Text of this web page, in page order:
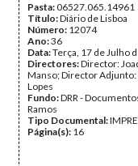
Pasta:06527.065.14961
Título:Diário de Lisboa
Número: 12074
Ano:36
Data:Terça, 17 de Julho
Directores:Director:
Manso; Director
Lopes
Fundo:DRR -
Ramos
Tipo Documental:
Página(s): 16